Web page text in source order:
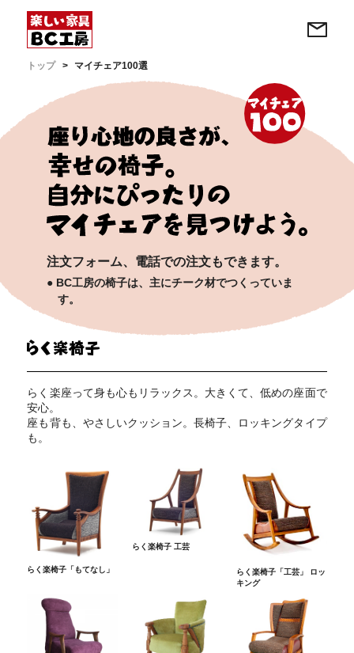
トップ マイチェア100選
注文フォーム、電話での注文もできます。
BC工房の椅子は、主にチーク材でつくっていま
す。
らく楽座って身も心もリラックス。大きくて、低めの座面で
安心。
座も背も、やさしいクッション。長椅子、ロッキングタイプ
も。
らく楽椅子「もてなし」
らく楽椅子 工芸
らく楽椅子「工芸」 ロッ
キング